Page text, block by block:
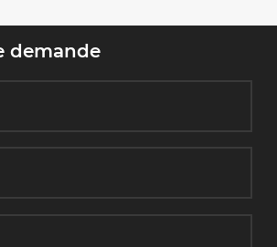
demande